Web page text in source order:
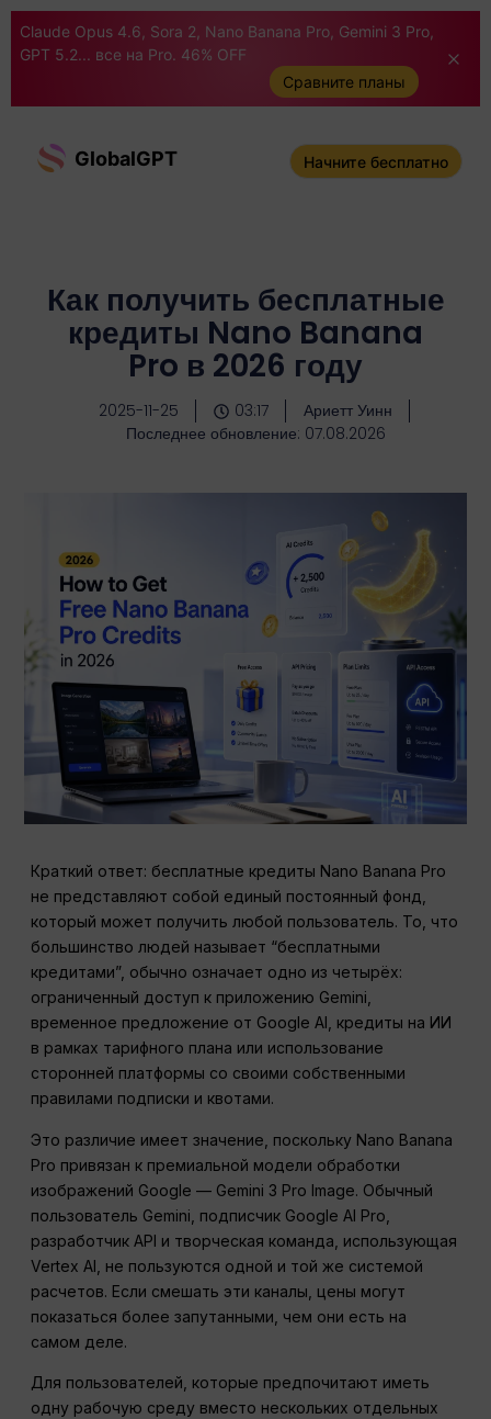
Claude Opus 4.6, Sora 2, Nano Banana Pro, Gemini 3 Pro,
GPT 5.2... все на Pro. 46% OFF
Сравните планы
GlobalGPT Начните бесплатно
Как получить бесплатные
кредиты Nano Banana
Pro в 2026 году
2025-11-25 03:17
Ариетт Уинн
Последнее обновление: 07.08.2026
Краткий ответ: бесплатные кредиты Nano Banana Pro
не представляют собой единый постоянный фонд,
который может получить любой пользователь. То, что
большинство людей называет “бесплатными
кредитами”, обычно означает одно из четырёх:
ограниченный доступ к приложению Gemini,
временное предложение от Google AI, кредиты на ИИ
в рамках тарифного плана или использование
сторонней платформы со своими собственными
правилами подписки и квотами.
Это различие имеет значение, поскольку Nano Banana
Pro привязан к премиальной модели обработки
изображений Google — Gemini 3 Pro Image. Обычный
пользователь Gemini, подписчик Google AI Pro,
разработчик API и творческая команда, использующая
Vertex AI, не пользуются одной и той же системой
расчетов. Если смешать эти каналы, цены могут
показаться более запутанными, чем они есть на
самом деле.
Для пользователей, которые предпочитают иметь
одну рабочую среду вместо нескольких отдельных